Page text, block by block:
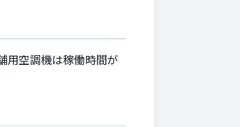
用空調機は稼働時間が